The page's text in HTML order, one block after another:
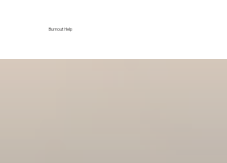
Burnout Help